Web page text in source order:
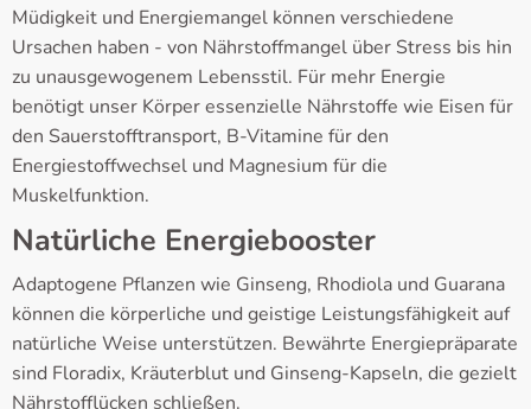
Müdigkeit und Energiemangel können verschiedene
Ursachen haben - von Nährstoffmangel über Stress bis hin
zu unausgewogenem Lebensstil. Für mehr Energie
benötigt unser Körper essenzielle Nährstoffe wie Eisen für
den Sauerstofftransport, B-Vitamine für den
Energiestoffwechsel und Magnesium für die
Muskelfunktion.
Natürliche Energiebooster
Adaptogene Pflanzen wie Ginseng, Rhodiola und Guarana
können die körperliche und geistige Leistungsfähigkeit auf
natürliche Weise unterstützen. Bewährte Energiepräparate
sind Floradix, Kräuterblut und Ginseng-Kapseln, die gezielt
Nährstofflücken schließen.